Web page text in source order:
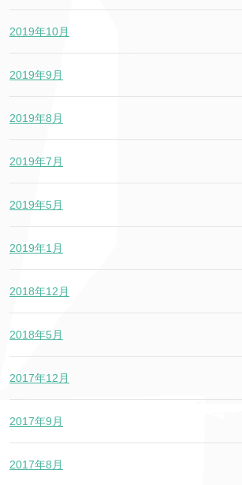
2019年10月
2019年9月
2019年8月
2019年7月
2019年5月
2019年1月
2018年12月
2018年5月
2017年12月
2017年9月
2017年8月